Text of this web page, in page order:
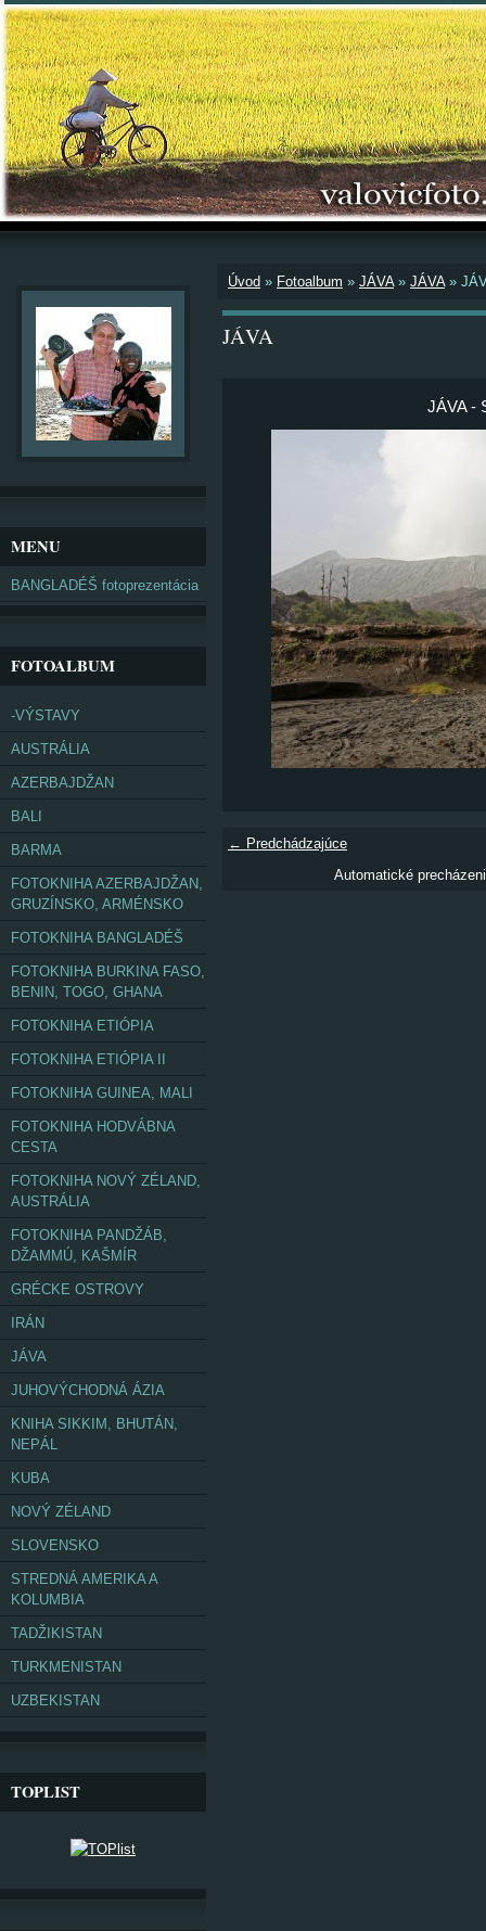
Úvod » Fotoalbum » JÁVA» JÁVA»
JÁVA
JÁVA -
← Predchádzajúce
Automatické
MENU
BANGLADÉŠ fotoprezentácia
FOTOALBUM
-VÝSTAVY
AUSTRÁLIA
AZERBAJDŽAN
BALI
BARMA
FOTOKNIHA AZERBAJDŽAN,
GRUZÍNSKO, ARMÉNSKO
FOTOKNIHA BANGLADÉŠ
FOTOKNIHA BURKINA FASO,
BENIN, TOGO, GHANA
FOTOKNIHA ETIÓPIA
FOTOKNIHA ETIÓPIA II
FOTOKNIHA GUINEA, MALI
FOTOKNIHA HODVÁBNA
CESTA
FOTOKNIHA NOVÝ ZÉLAND,
AUSTRÁLIA
FOTOKNIHA PANDŽÁB,
DŽAMMÚ, KAŠMÍR
GRÉCKE OSTROVY
IRÁN
JÁVA
JUHOVÝCHODNÁ ÁZIA
KNIHA SIKKIM, BHUTÁN,
NEPÁL
KUBA
NOVÝ ZÉLAND
SLOVENSKO
STREDNÁ AMERIKA A
KOLUMBIA
TADŽIKISTAN
TURKMENISTAN
UZBEKISTAN
TOPLIST